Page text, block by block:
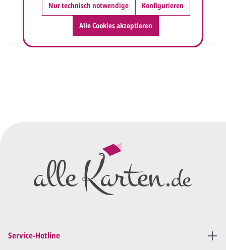
Preisangebot
Anschluss den ersten
Entwurf/Korrekturabzug
Diesen senden wir Ihnen als
PDF per E-Mail.
Service-Hotline
Nur technisch notwendige Konfigurieren
Alle Cookies akzeptieren